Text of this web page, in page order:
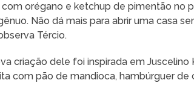
orégano e ketchup de pimentão no
Não dá mais para abrir uma casa
Tércio.
criação dele foi inspirada em
com pão de mandioca, hambúrguer